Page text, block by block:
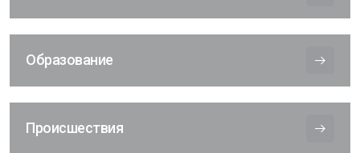
Образование
Происшествия